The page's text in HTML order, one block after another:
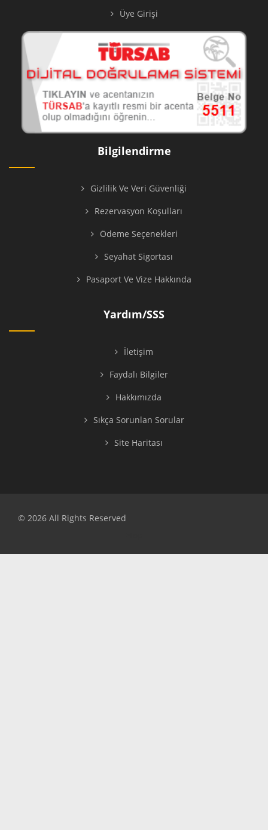
Üye Girişi
Bilgilendirme
Gizlilik Ve Veri Güvenliği
Rezervasyon Koşulları
Ödeme Seçenekleri
Seyahat Sigortası
Pasaport Ve Vize Hakkında
Yardım/SSS
İletişim
Faydalı Bilgiler
Hakkımızda
Sıkça Sorunlan Sorular
Site Haritası
© 2026 All Rights Reserved